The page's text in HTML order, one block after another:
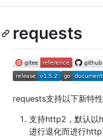
requests
requests支持以下新特性
支持http2，默认以
进行退化而进行